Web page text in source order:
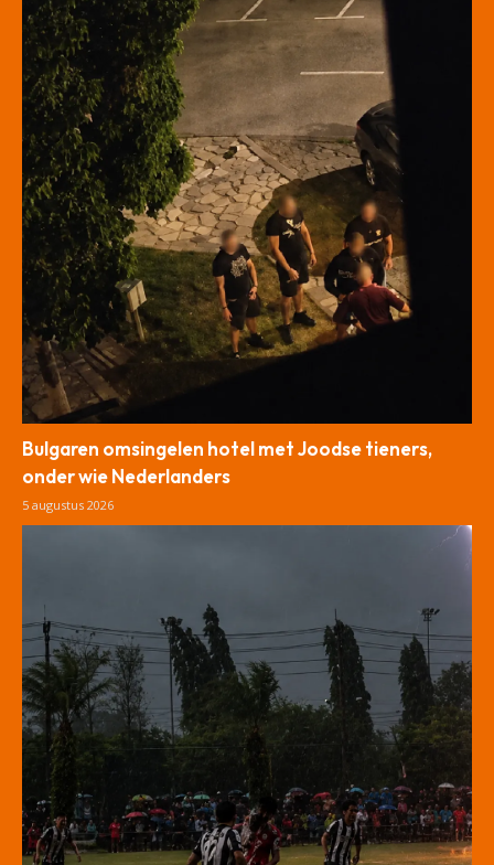
Bulgaren omsingelen hotel met Joodse tieners,
onder wie Nederlanders
5 augustus 2026